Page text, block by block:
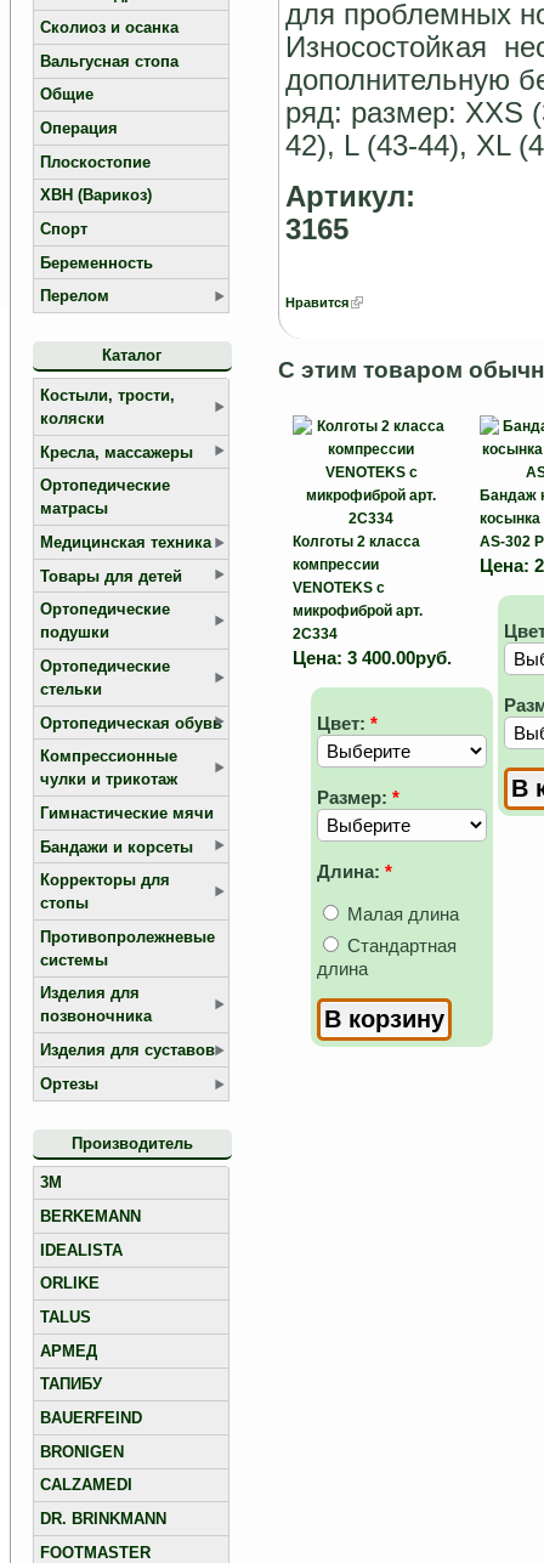
Сколиоз и осанка
Вальгусная стопа
Общие
Операция
Плоскостопие
ХВН (Варикоз)
Спорт
Беременность
Перелом
Каталог
Костыли, трости,
коляски
Кресла, массажеры
Ортопедические
матрасы
Медицинская техника
Товары для детей
Ортопедические
подушки
Ортопедические
стельки
Ортопедическая обувь
Компрессионные
чулки и трикотаж
Гимнастические мячи
Бандажи и корсеты
Корректоры для
стопы
Противопролежневые
системы
Изделия для
позвоночника
Изделия для суставов
Ортезы
Производитель
3M
BERKEMANN
IDEALISTA
ORLIKE
TALUS
АРМЕД
ТАПИБУ
BAUERFEIND
BRONIGEN
CALZAMEDI
DR. BRINKMANN
FOOTMASTER
Артикул:
3165
для проблемных
Износостойкая
дополнительную
ряд: размер: XXS
42), L (43-44), XL
Нравится
С этим товаром
Колготы 2 класса
компрессии
VENOTEKS с
микрофиброй арт.
2C334
Цена: 3 400.00руб.
Цвет: *
Размер: *
Длина: *
Малая длина
Стандартная
длина
Бандаж
косынка
AS-302 P
Цена: